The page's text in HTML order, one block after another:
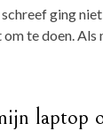
ging
te doen.
laptop